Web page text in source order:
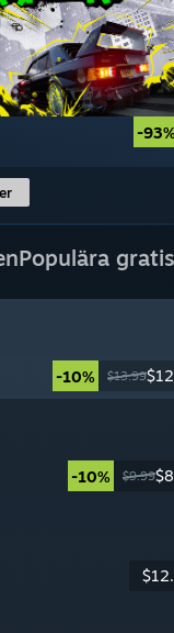
-
Populära
-10% $13.99
-10% $9.99